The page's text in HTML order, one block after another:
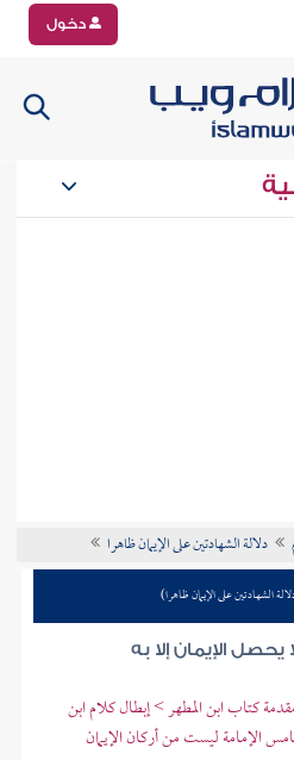
دخول
دلالة الشهادتين على الإيمان ظاهرا
الشهادتين على الإيمان ظاهرا)
يحصل الإيمان إلا به
كتاب ابن المطهر > إبطال كلام ابن
الإمامة ليست من أركان الإيمان